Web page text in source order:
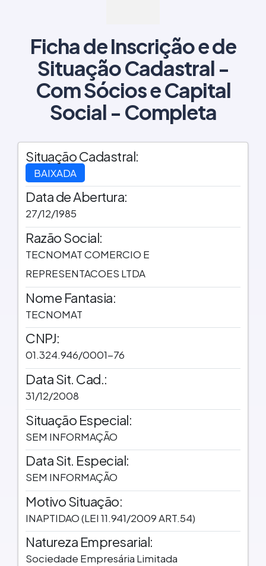
Ficha de Inscrição e de
Situação Cadastral -
Com Sócios e Capital
Social - Completa
Situação Cadastral:
BAIXADA
Data de Abertura:
27/12/1985
Razão Social:
TECNOMAT COMERCIO E
REPRESENTACOES LTDA
Nome Fantasia:
TECNOMAT
CNPJ:
01.324.946/0001-76
Data Sit. Cad.:
31/12/2008
Situação Especial:
SEM INFORMAÇÃO
Data Sit. Especial:
SEM INFORMAÇÃO
Motivo Situação:
INAPTIDAO (LEI 11.941/2009 ART.54)
Natureza Empresarial:
Sociedade Empresária Limitada